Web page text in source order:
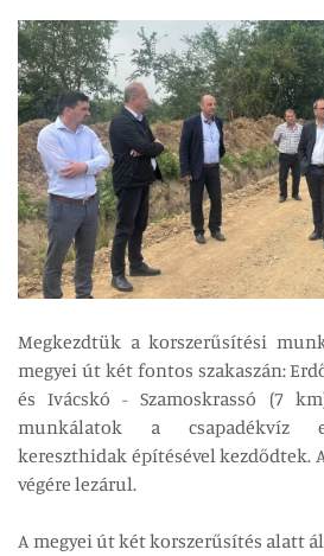
Megkezdtük a korszerűsítési
megyei út két fontos szakaszán:
és Ivácskó - Szamoskrassó (7
munkálatok a csapadékvíz
kereszthidak építésével kezdődtek.
végére lezárul.
A megyei út két korszerűsítés alatt